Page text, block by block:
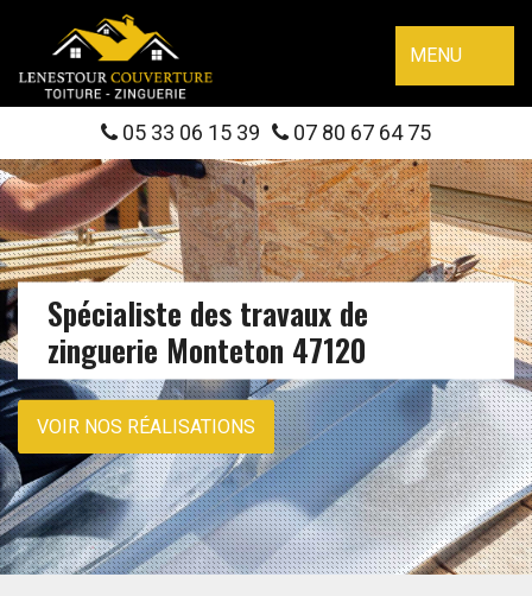
MENU
05 33 06 15 39 07 80 67 64 75
Spécialiste des travaux de
zinguerie Monteton 47120
VOIR NOS RÉALISATIONS